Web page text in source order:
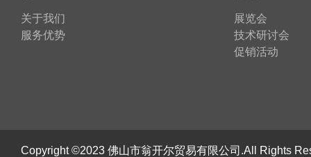
关于我们
服务优势
展览会
技术研讨会
促销活动
Copyright ©2023 佛山市翁开尔贸易有限公司.All Rights